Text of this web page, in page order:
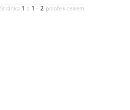
Stránka 1 z 1 -2 položek celkem